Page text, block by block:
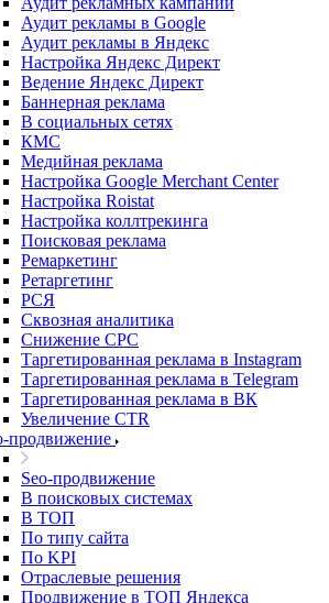
Аудит рекламы в Google
Аудит рекламы в Яндекс
Настройка Яндекс Директ
Ведение Яндекс Директ
Баннерная реклама
В социальных сетях
КМС
Медийная реклама
Настройка Google Merchant Center
Настройка Roistat
Настройка коллтрекинга
Поисковая реклама
Ремаркетинг
Ретаргетинг
РСЯ
Сквозная аналитика
Снижение CPC
Таргетированная реклама в Instagram
Таргетированная реклама в Telegram
Таргетированная реклама в ВК
Увеличение CTR
продвижение
Seo-продвижение
В поисковых системах
В ТОП
По типу сайта
По KPI
Отраслевые решения
Продвижение в ТОП Яндекса